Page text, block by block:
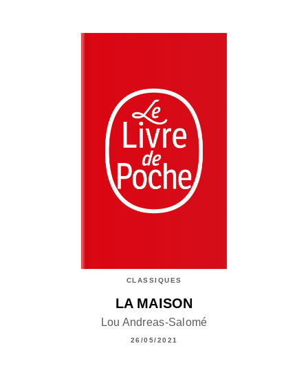
CLASSIQUES
LA MAISON
Lou Andreas-Salomé
26/05/2021